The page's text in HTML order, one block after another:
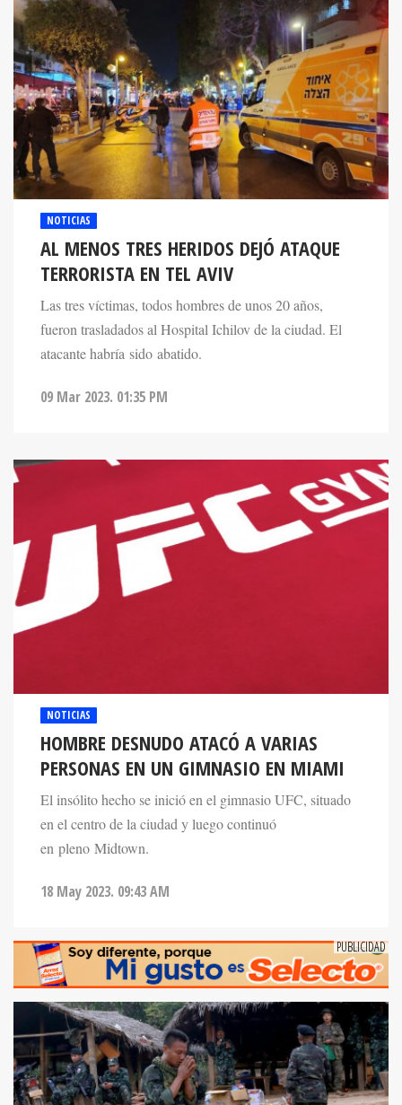
NOTICIAS
AL MENOS TRES HERIDOS DEJÓ ATAQUE
TERRORISTA EN TEL AVIV
Las tres víctimas, todos hombres de unos 20 años,
fueron trasladados al Hospital Ichilov de la ciudad. El
atacante habría sido abatido.
09 Mar 2023. 01:35 PM
NOTICIAS
HOMBRE DESNUDO ATACÓ A VARIAS
PERSONAS EN UN GIMNASIO EN MIAMI
El insólito hecho se inició en el gimnasio UFC, situado
en el centro de la ciudad y luego continuó
en pleno Midtown.
18 May 2023. 09:43 AM